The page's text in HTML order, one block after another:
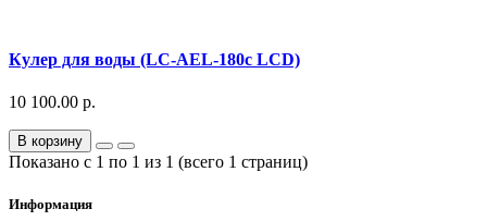
Кулер для воды (LC-AEL-180c LCD)
10 100.00 р.
В корзину
Показано с 1 по 1 из 1 (всего 1 страниц)
Информация